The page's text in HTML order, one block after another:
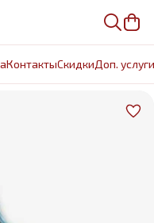
КонтактыCкидкиДоп. услуги